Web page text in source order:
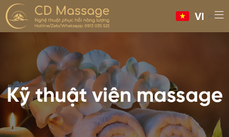
VI
Kỹ thuật viên massage